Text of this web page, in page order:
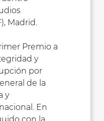
Madrid.
Premio a
y
por
de la
y
En